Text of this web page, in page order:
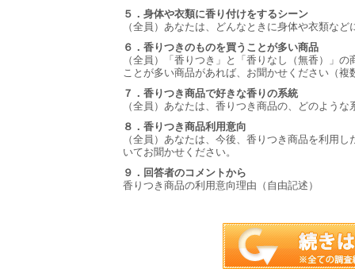
５．身体や衣類に香り付けをするシーン
（全員）あなたは、どんなときに身体や衣類な
６．香りつきのものを買うことが多い商品
（全員）「香りつき」と「香りなし（無香）」
ことが多い商品があれば、お聞かせください（複
７．香りつき商品で好きな香りの系統
（全員）あなたは、香りつき商品の、どのよう
８．香りつき商品利用意向
（全員）あなたは、今後、香りつき商品を利用
いてお聞かせください。
９．回答者のコメントから
香りつき商品の利用意向理由（自由記述）